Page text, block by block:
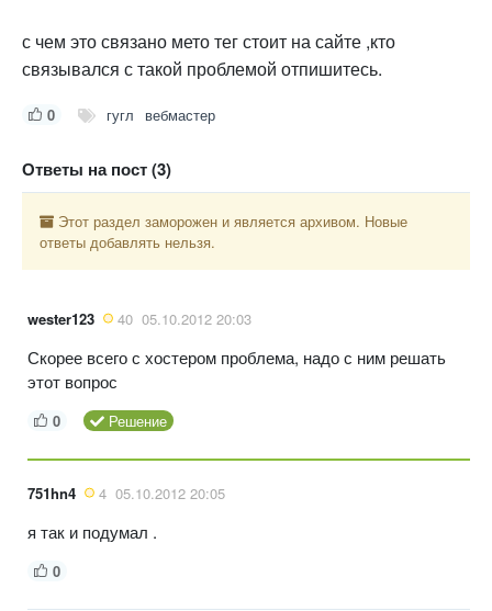
с чем это связано мето тег стоит на сайте ,кто
связывался с такой проблемой отпишитесь.
0 гугл вебмастер
Ответы на пост (3)
Этот раздел заморожен и является архивом. Новые
ответы добавлять нельзя.
wester123 40 05.10.2012 20:03
Скорее всего с хостером проблема, надо с ним решать
этот вопрос
0 Решение
751hn4 4 05.10.2012 20:05
я так и подумал .
0